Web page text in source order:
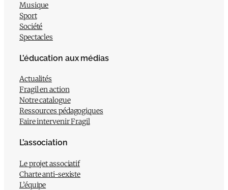
Musique
Sport
Société
Spectacles
L’éducation aux médias
Actualités
Fragil en action
Notre catalogue
Ressources pédagogiques
Faire intervenir Fragil
L’association
Le projet associatif
Charte anti-sexiste
L’équipe